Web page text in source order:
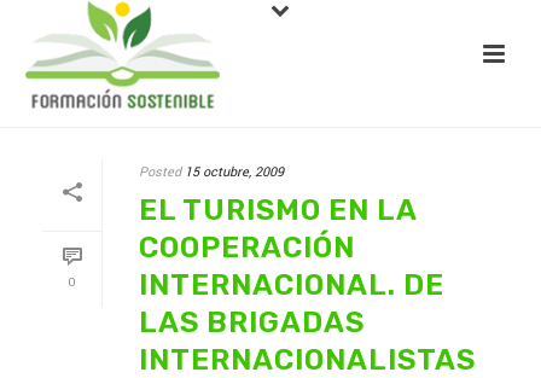
0
Posted 15 octubre, 2009
EL TURISMO EN LA
COOPERACIÓN
INTERNACIONAL. DE
LAS BRIGADAS
INTERNACIONALISTAS